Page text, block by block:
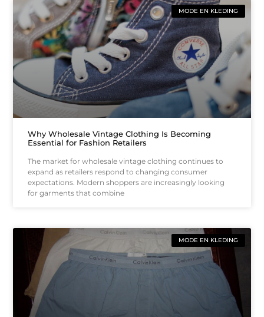
MODE EN KLEDING
Why Wholesale Vintage Clothing Is Becoming
Essential for Fashion Retailers
The market for wholesale vintage clothing continues to
expand as retailers respond to changing consumer
expectations. Modern shoppers are increasingly looking
for garments that combine
MODE EN KLEDING